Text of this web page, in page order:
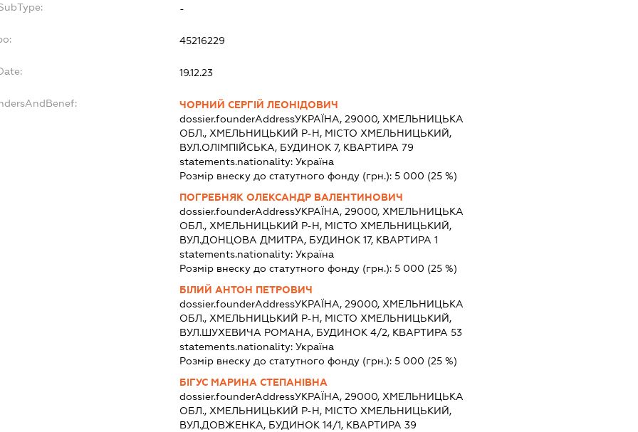
-
45216229
19.12.23
ЧОРНИЙ СЕРГІЙ ЛЕОНІДОВИЧ
dossier.founderAddressУКРАЇНА, 29000, ХМЕЛЬНИЦЬКА
ОБЛ., ХМЕЛЬНИЦЬКИЙ Р-Н, МІСТО ХМЕЛЬНИЦЬКИЙ,
ВУЛ.ОЛІМПІЙСЬКА, БУДИНОК 7, КВАРТИРА 79
statements.nationality: Україна
Розмір внеску до статутного фонду (грн.): 5 000 (25 %)
ПОГРЕБНЯК ОЛЕКСАНДР ВАЛЕНТИНОВИЧ
dossier.founderAddressУКРАЇНА, 29000, ХМЕЛЬНИЦЬКА
ОБЛ., ХМЕЛЬНИЦЬКИЙ Р-Н, МІСТО ХМЕЛЬНИЦЬКИЙ,
ВУЛ.ДОНЦОВА ДМИТРА, БУДИНОК 17, КВАРТИРА 1
statements.nationality: Україна
Розмір внеску до статутного фонду (грн.): 5 000 (25 %)
БІЛИЙ АНТОН ПЕТРОВИЧ
dossier.founderAddressУКРАЇНА, 29000, ХМЕЛЬНИЦЬКА
ОБЛ., ХМЕЛЬНИЦЬКИЙ Р-Н, МІСТО ХМЕЛЬНИЦЬКИЙ,
ВУЛ.ШУХЕВИЧА РОМАНА, БУДИНОК 4/2, КВАРТИРА 53
statements.nationality: Україна
Розмір внеску до статутного фонду (грн.): 5 000 (25 %)
БІГУС МАРИНА СТЕПАНІВНА
dossier.founderAddressУКРАЇНА, 29000, ХМЕЛЬНИЦЬКА
ОБЛ., ХМЕЛЬНИЦЬКИЙ Р-Н, МІСТО ХМЕЛЬНИЦЬКИЙ,
ВУЛ.ДОВЖЕНКА, БУДИНОК 14/1, КВАРТИРА 39